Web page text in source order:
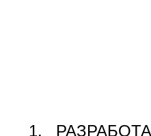
1.